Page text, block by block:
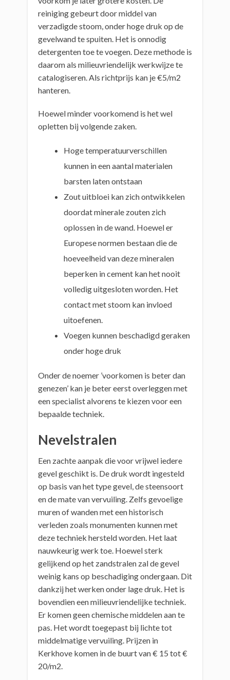
reiniging gebeurt door middel van
verzadigde stoom, onder hoge druk op de
gevelwand te spuiten. Het is onnodig
detergenten toe te voegen. Deze methode is
daarom als milieuvriendelijk werkwijze te
catalogiseren. Als richtprijs kan je €5/m2
hanteren.
Hoewel minder voorkomend is het wel
opletten bij volgende zaken.
Hoge temperatuurverschillen
kunnen in een aantal materialen
barsten laten ontstaan
Zout uitbloei kan zich ontwikkelen
doordat minerale zouten zich
oplossen in de wand. Hoewel er
Europese normen bestaan die de
hoeveelheid van deze mineralen
beperken in cement kan het nooit
volledig uitgesloten worden. Het
contact met stoom kan invloed
uitoefenen.
Voegen kunnen beschadigd geraken
onder hoge druk
Onder de noemer ’voorkomen is beter dan
genezen’ kan je beter eerst overleggen met
een specialist alvorens te kiezen voor een
bepaalde techniek.
Nevelstralen
Een zachte aanpak die voor vrijwel iedere
gevel geschikt is. De druk wordt ingesteld
op basis van het type gevel, de steensoort
en de mate van vervuiling. Zelfs gevoelige
muren of wanden met een historisch
verleden zoals monumenten kunnen met
deze techniek hersteld worden. Het laat
nauwkeurig werk toe. Hoewel sterk
gelijkend op het zandstralen zal de gevel
weinig kans op beschadiging ondergaan. Dit
dankzij het werken onder lage druk. Het is
bovendien een milieuvriendelijke techniek.
Er komen geen chemische middelen aan te
pas. Het wordt toegepast bij lichte tot
middelmatige vervuiling. Prijzen in
Kerkhove komen in de buurt van € 15 tot €
20/m2.